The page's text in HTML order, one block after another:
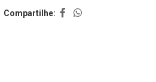
Compartilhe: